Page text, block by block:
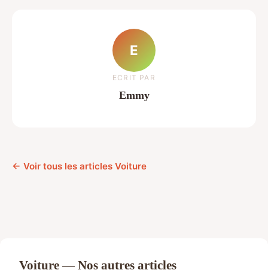
E
ECRIT PAR
Emmy
← Voir tous les articles Voiture
Voiture — Nos autres articles